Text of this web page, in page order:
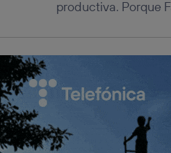
productiva. Porque